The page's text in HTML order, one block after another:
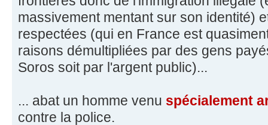
massivement mentant sur son identité)
respectées (qui en France est
raisons démultipliées par des gens
Soros soit par l'argent public)...
... abat un homme venu spécialement
contre la police.